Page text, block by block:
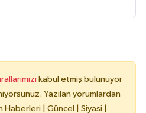
kabul etmiş bulunuyor
Yazılan yorumlardan
Haberleri | Güncel | Siyasi |